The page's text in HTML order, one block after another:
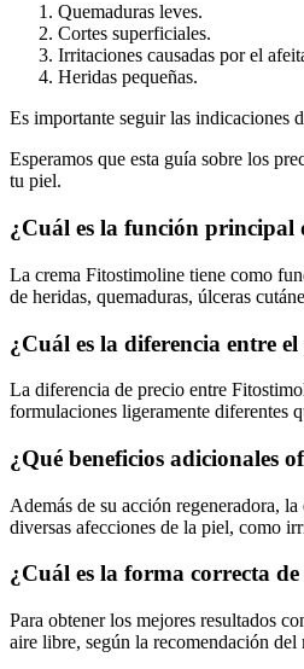
Quemaduras leves.
Cortes superficiales.
Irritaciones causadas por el
Heridas pequeñas.
Es importante seguir las indicaciones
Esperamos que esta guía sobre los
tu piel.
¿Cuál es la función principal
La crema Fitostimoline tiene como
de heridas, quemaduras, úlceras
¿Cuál es la diferencia entre
La diferencia de precio entre
formulaciones ligeramente diferentes
¿Qué beneficios adicionales
Además de su acción regeneradora,
diversas afecciones de la piel, como
¿Cuál es la forma correcta
Para obtener los mejores resultados
aire libre, según la recomendación